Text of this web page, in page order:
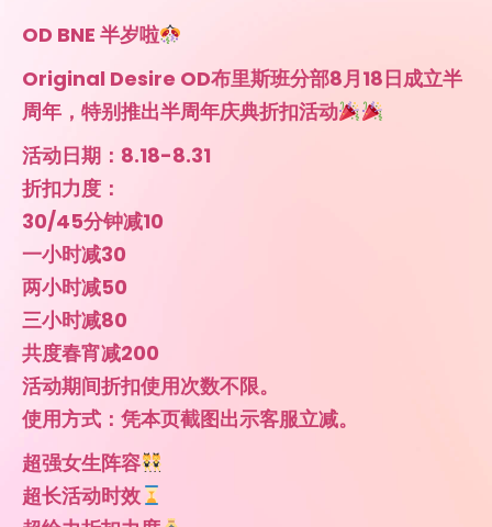
OD BNE 半岁啦
Original Desire OD布里斯班分部8月18日成立半
周年，特别推出半周年庆典折扣活动
活动日期：8.18-8.31
折扣力度：
30/45分钟减10
一小时减30
两小时减50
三小时减80
共度春宵减200
活动期间折扣使用次数不限。
使用方式：凭本页截图出示客服立减。
超强女生阵容
超长活动时效